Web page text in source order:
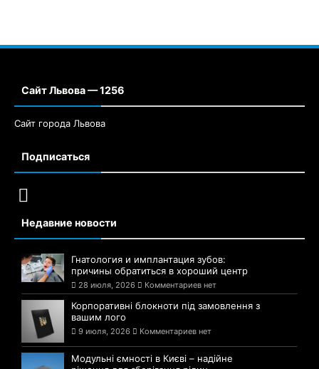
Сайт Львова — 1256
Сайт города Львова
Подписаться
Недавние новости
Гнатология и имплантация зубов:
причины обратиться в хороший центр
28 июля, 2026 Комментариев нет
Корпоративні блокноти під замовлення з
вашим лого
9 июля, 2026 Комментариев нет
Модульні ємності в Києві – надійне